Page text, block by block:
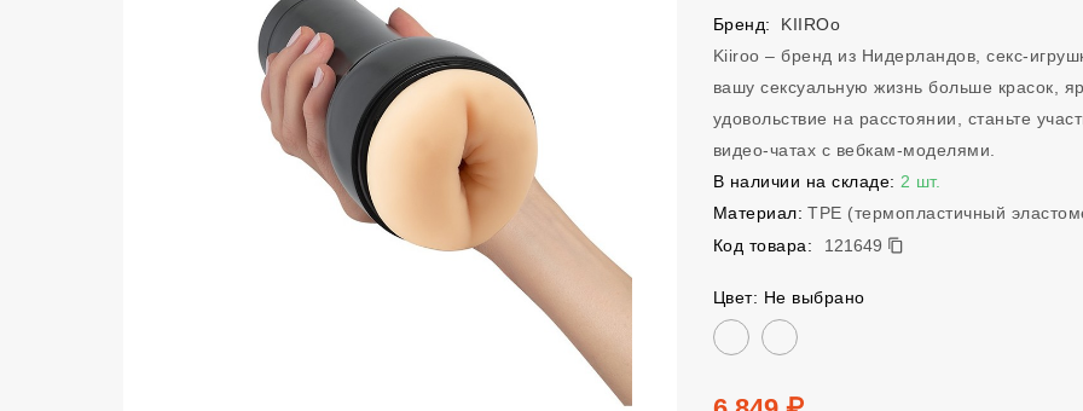
Бренд:
KIIROo
Kiiroo – бренд из Нидерландов, секс-
вашу сексуальную жизнь больше красок,
удовольствие на расстоянии, станьте
видео-чатах с вебкам-моделями.
В наличии на складе: 2 шт.
Материал: TPE (термопластичный
Код товара:
121649
121649
Цвет: Не выбрано
Цвет